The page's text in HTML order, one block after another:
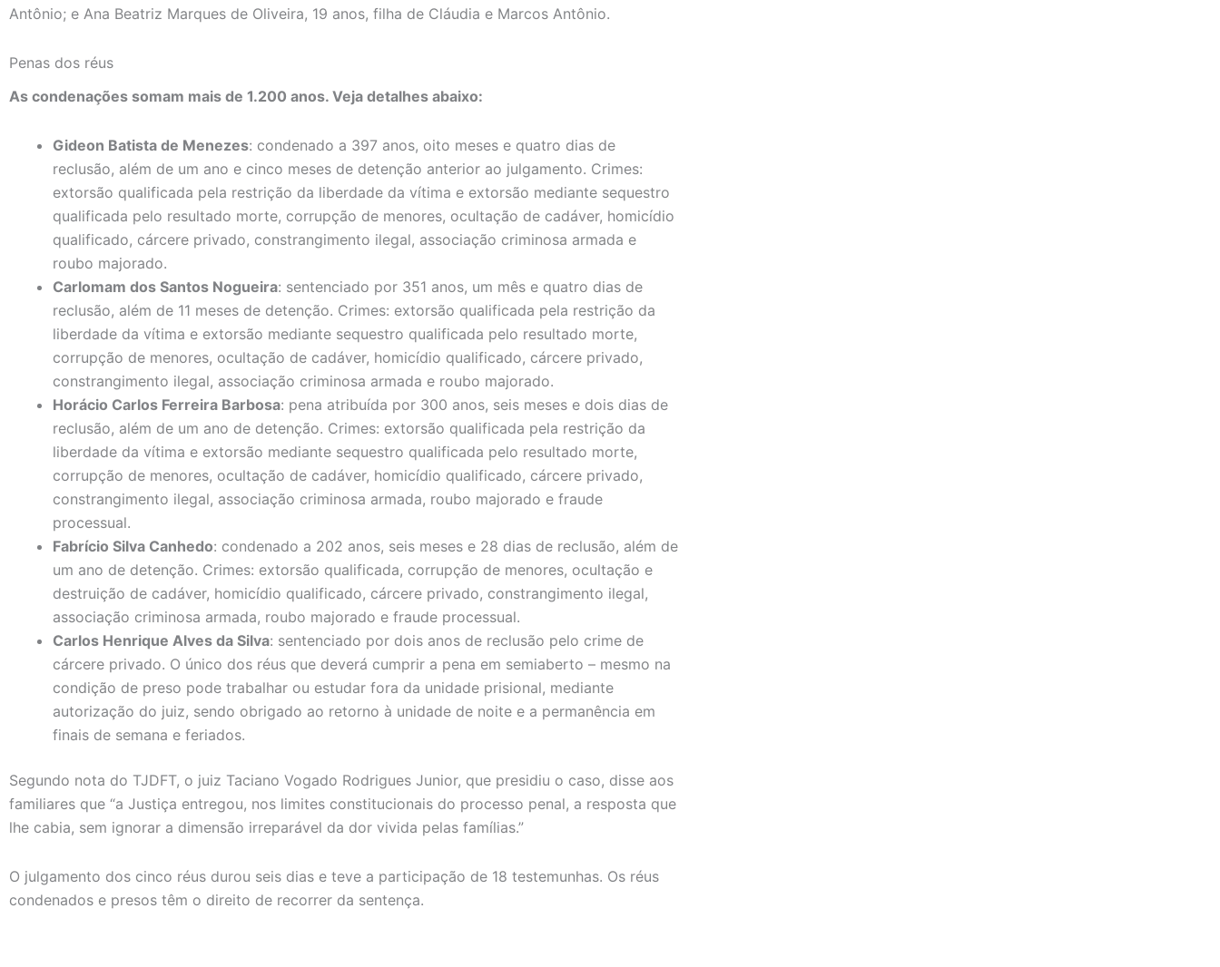
Antônio; e Ana Beatriz Marques de Oliveira, 19 anos, filha de Cláudia e Marcos Antônio.
Penas dos réus
As condenações somam mais de 1.200 anos. Veja detalhes abaixo:
Gideon Batista de Menezes: condenado a 397 anos, oito meses e quatro dias de
reclusão, além de um ano e cinco meses de detenção anterior ao julgamento. Crimes:
extorsão qualificada pela restrição da liberdade da vítima e extorsão mediante sequestro
qualificada pelo resultado morte, corrupção de menores, ocultação de cadáver, homicídio
qualificado, cárcere privado, constrangimento ilegal, associação criminosa armada e
roubo majorado.
Carlomam dos Santos Nogueira: sentenciado por 351 anos, um mês e quatro dias de
reclusão, além de 11 meses de detenção. Crimes: extorsão qualificada pela restrição da
liberdade da vítima e extorsão mediante sequestro qualificada pelo resultado morte,
corrupção de menores, ocultação de cadáver, homicídio qualificado, cárcere privado,
constrangimento ilegal, associação criminosa armada e roubo majorado.
Horácio Carlos Ferreira Barbosa: pena atribuída por 300 anos, seis meses e dois dias de
reclusão, além de um ano de detenção. Crimes: extorsão qualificada pela restrição da
liberdade da vítima e extorsão mediante sequestro qualificada pelo resultado morte,
corrupção de menores, ocultação de cadáver, homicídio qualificado, cárcere privado,
constrangimento ilegal, associação criminosa armada, roubo majorado e fraude
processual.
Fabrício Silva Canhedo: condenado a 202 anos, seis meses e 28 dias de reclusão, além de
um ano de detenção. Crimes: extorsão qualificada, corrupção de menores, ocultação e
destruição de cadáver, homicídio qualificado, cárcere privado, constrangimento ilegal,
associação criminosa armada, roubo majorado e fraude processual.
Carlos Henrique Alves da Silva: sentenciado por dois anos de reclusão pelo crime de
cárcere privado. O único dos réus que deverá cumprir a pena em semiaberto – mesmo na
condição de preso pode trabalhar ou estudar fora da unidade prisional, mediante
autorização do juiz, sendo obrigado ao retorno à unidade de noite e a permanência em
finais de semana e feriados.
Segundo nota do TJDFT, o juiz Taciano Vogado Rodrigues Junior, que presidiu o caso, disse aos
familiares que “a Justiça entregou, nos limites constitucionais do processo penal, a resposta que
lhe cabia, sem ignorar a dimensão irreparável da dor vivida pelas famílias.”
O julgamento dos cinco réus durou seis dias e teve a participação de 18 testemunhas. Os réus
condenados e presos têm o direito de recorrer da sentença.